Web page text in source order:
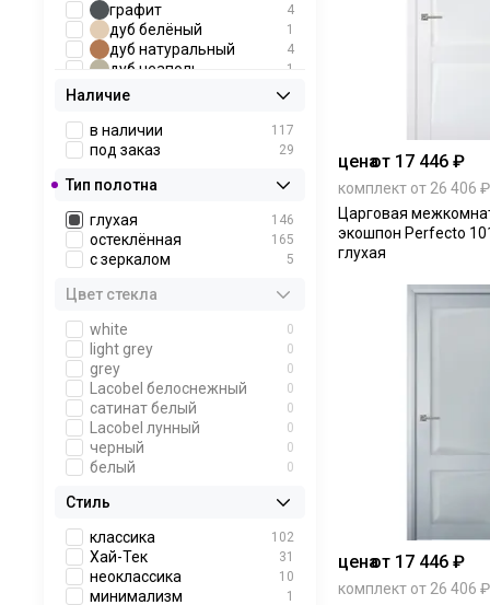
ценаот 17 446 ₽
комплект от 26 406 ₽
Царговая
экошпон Perfecto
глухая
ценаот 17 446 ₽
комплект от 26 406 ₽
графит 4
дуб белёный 1
дуб натуральный 4
дуб неаполь 1
дуб нордик 1
дуб золотистый 0
дуб европейский 1
каштан 1
капучино велюр 0
кедр серый 1
кедр снежный 1
латте
лиственница мокко 1
лиственница белая 1
лиственница светлая 1
лиственница
кремовая
1
лофт светлый 2
манхэттен 2
орех 0
3
софт кремовый 0
софт бьянка 0
серена керамик 2
серый 3
Наличие
в наличии
117
под заказ 29
Тип полотна
глухая
146
остеклённая 165
с зеркалом 5
Цвет стекла
white
0
light grey 0
grey 0
Lacobel белоснежный 0
сатинат белый 0
Lacobel лунный 0
черный 0
белый 0
Стиль
классика
102
Хай-Тек 31
неоклассика 10
минимализм 1